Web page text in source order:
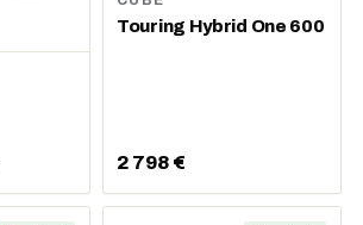
Touring Hybrid One 600
2 798 €